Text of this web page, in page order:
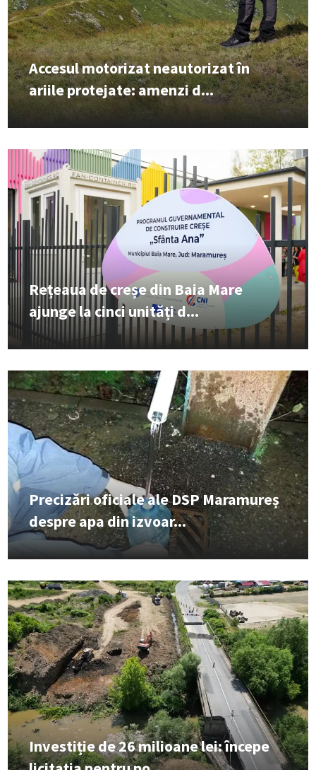
Accesul motorizat neautorizat în
ariile protejate: amenzi d...
Rețeaua de creșe din Baia Mare
ajunge la cinci unități d...
Precizări oficiale ale DSP Maramureș
despre apa din izvoar...
Investiție de 26 milioane lei: începe